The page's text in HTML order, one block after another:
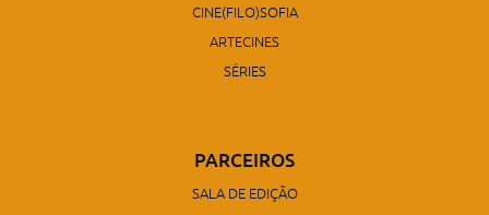
CINE(FILO)SOFIA
ARTECINES
SÉRIES
PARCEIROS
SALA DE EDIÇÃO